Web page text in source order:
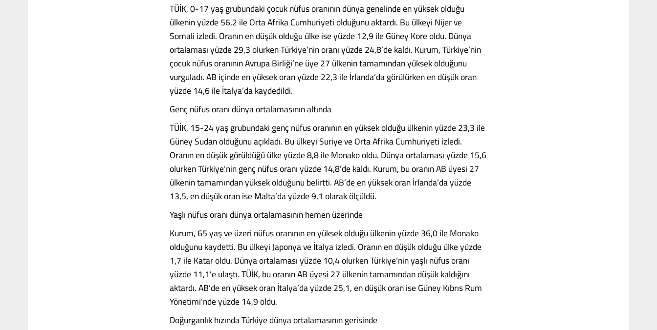
TÜİK, 0-17 yaş grubundaki çocuk nüfus oranının dünya genelinde en yüksek olduğu
ülkenin yüzde 56,2 ile Orta Afrika Cumhuriyeti olduğunu aktardı. Bu ülkeyi Nijer ve
Somali izledi. Oranın en düşük olduğu ülke ise yüzde 12,9 ile Güney Kore oldu. Dünya
ortalaması yüzde 29,3 olurken Türkiye’nin oranı yüzde 24,8’de kaldı. Kurum, Türkiye’nin
çocuk nüfus oranının Avrupa Birliği’ne üye 27 ülkenin tamamından yüksek olduğunu
vurguladı. AB içinde en yüksek oran yüzde 22,3 ile İrlanda’da görülürken en düşük oran
yüzde 14,6 ile İtalya’da kaydedildi.
Genç nüfus oranı dünya ortalamasının altında
TÜİK, 15-24 yaş grubundaki genç nüfus oranının en yüksek olduğu ülkenin yüzde 23,3 ile
Güney Sudan olduğunu açıkladı. Bu ülkeyi Suriye ve Orta Afrika Cumhuriyeti izledi.
Oranın en düşük görüldüğü ülke yüzde 8,8 ile Monako oldu. Dünya ortalaması yüzde 15,6
olurken Türkiye’nin genç nüfus oranı yüzde 14,8’de kaldı. Kurum, bu oranın AB üyesi 27
ülkenin tamamından yüksek olduğunu belirtti. AB’de en yüksek oran İrlanda’da yüzde
13,5, en düşük oran ise Malta’da yüzde 9,1 olarak ölçüldü.
Yaşlı nüfus oranı dünya ortalamasının hemen üzerinde
Kurum, 65 yaş ve üzeri nüfus oranının en yüksek olduğu ülkenin yüzde 36,0 ile Monako
olduğunu kaydetti. Bu ülkeyi Japonya ve İtalya izledi. Oranın en düşük olduğu ülke yüzde
1,7 ile Katar oldu. Dünya ortalaması yüzde 10,4 olurken Türkiye’nin yaşlı nüfus oranı
yüzde 11,1’e ulaştı. TÜİK, bu oranın AB üyesi 27 ülkenin tamamından düşük kaldığını
aktardı. AB’de en yüksek oran İtalya’da yüzde 25,1, en düşük oran ise Güney Kıbrıs Rum
Yönetimi’nde yüzde 14,9 oldu.
Doğurganlık hızında Türkiye dünya ortalamasının gerisinde